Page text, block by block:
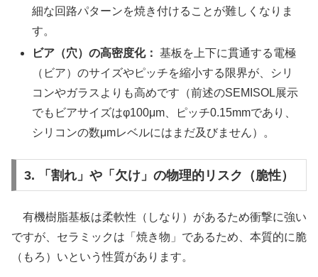
細な回路パターンを焼き付けることが難しくなりま
す。
ビア（穴）の高密度化： 基板を上下に貫通する電極
（ビア）のサイズやピッチを縮小する限界が、シリ
コンやガラスよりも高めです（前述のSEMISOL展示
でもビアサイズはφ100μm、ピッチ0.15mmであり、
シリコンの数μmレベルにはまだ及びません）。
3. 「割れ」や「欠け」の物理的リスク（脆性）
有機樹脂基板は柔軟性（しなり）があるため衝撃に強い
ですが、セラミックは「焼き物」であるため、本質的に脆
（もろ）いという性質があります。